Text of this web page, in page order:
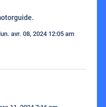
lun. avr. 08, 2024 12:05 am